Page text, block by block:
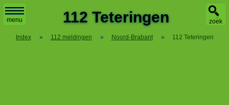
menu zoek
112 Teteringen
Index » 112 meldingen » Noord-Brabant » 112 Teteringen